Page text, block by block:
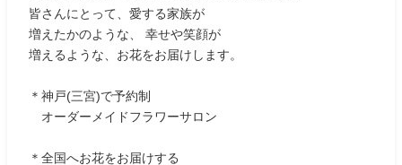
皆さんにとって、愛する家族が
増えたかのような、 幸せや笑顔が
増えるような、お花をお届けします。
＊神戸(三宮)で予約制
オーダーメイドフラワーサロン
＊全国へお花をお届けする